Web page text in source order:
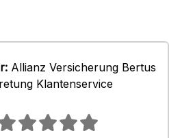
Allianz Versicherung Bertus
Klantenservice